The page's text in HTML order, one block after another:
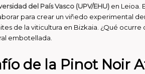
del País Vasco (UPV/EHU) en Leioa.
para crear un viñedo experimental
de la viticultura en Bizkaia. ¿Qué
embotellada.
de la Pinot Noir